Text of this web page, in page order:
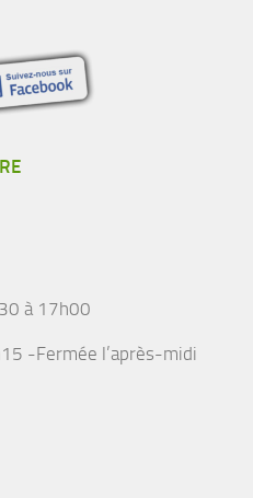
à 17h00
-Fermée l’après-midi